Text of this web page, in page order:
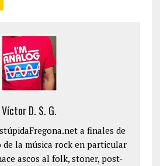
Víctor D. S. G.
a finales de
de la música rock en particular
ascos al folk, stoner, post-